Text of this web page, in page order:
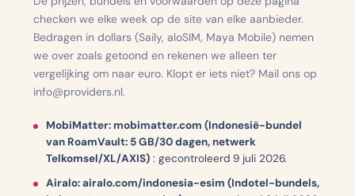
checken we elke week op de site van elke aanbieder.
Bedragen in dollars (Saily, aloSIM, Maya Mobile) nemen
we over zoals getoond en rekenen we alleen ter
vergelijking om naar euro. Klopt er iets niet? Mail ons op
info@providers.nl.
MobiMatter: mobimatter.com (Indonesië-bundel
van RoamVault: 5 GB/30 dagen, netwerk
Telkomsel/XL/AXIS) : gecontroleerd 9 juli 2026.
Airalo: airalo.com/indonesia-esim (Indotel-bundels,